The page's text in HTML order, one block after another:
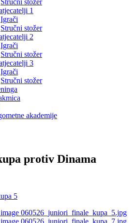
Stručni stožer
1
Igrači
Stručni stožer
2
Igrači
Stručni stožer
3
Igrači
Stručni stožer
akademije
protiv Dinama